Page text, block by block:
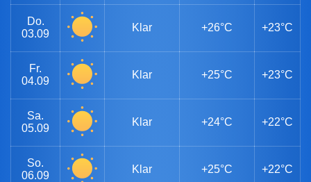
Do.
03.09
Klar +26°C +23°C
Fr.
04.09
Klar +25°C +23°C
Sa.
05.09
Klar +24°C +22°C
So.
06.09
Klar +25°C +22°C